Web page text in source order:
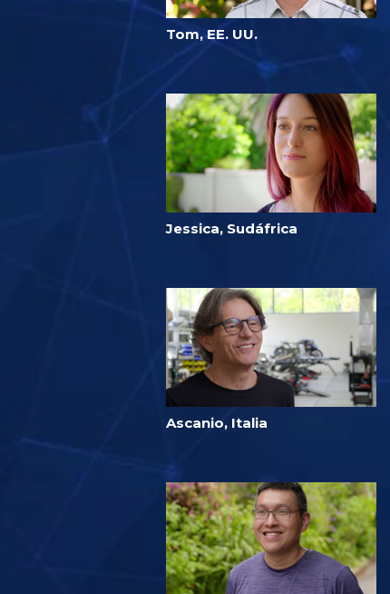
Tom, EE. UU.
Jessica, Sudáfrica
Ascanio, Italia